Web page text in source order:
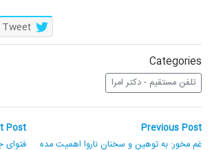
واحد علمی – درس
واحد علمی – فقه السنه
Tweet
Categories
تلفن مستقیم - دکتر امرا
راهبری
نوشته
Previous Post
Previous
غم مخور: به توهین و سخنان ناروا اهمیت مده
Post
فتوای